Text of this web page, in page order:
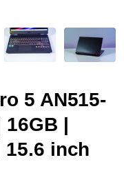
5 AN515-
16GB |
15.6 inch